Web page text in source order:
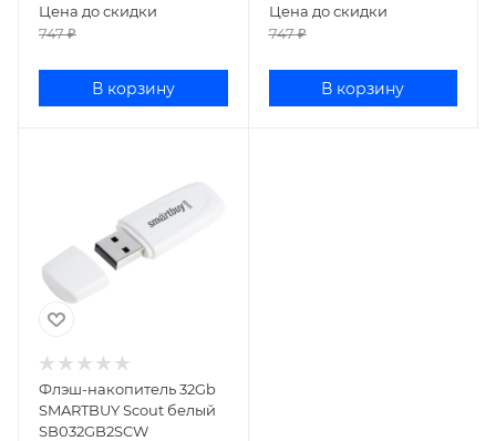
Цена до скидки
747₽
В корзину
Цена до скидки
747₽
В корзину
Флэш-накопитель 32Gb
SMARTBUY Scout белый
SB032GB2SCW